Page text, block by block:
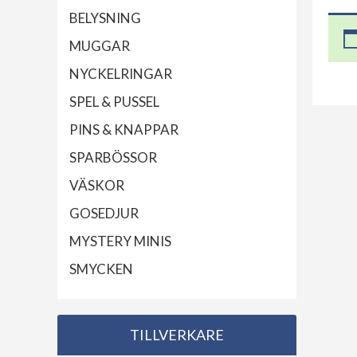
BELYSNING
MUGGAR
NYCKELRINGAR
SPEL & PUSSEL
PINS & KNAPPAR
SPARBÖSSOR
VÄSKOR
GOSEDJUR
MYSTERY MINIS
SMYCKEN
TILLVERKARE